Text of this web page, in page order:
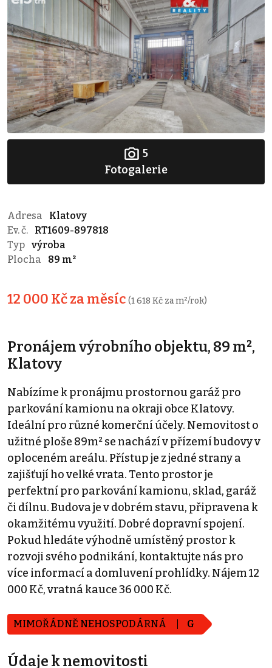
5
Fotogalerie
Adresa
Klatovy
Ev. č.
RT1609-897818
Typ výroba
Plocha
89 m²
12 000 Kč za měsíc (1 618 Kč za m²/rok)
Pronájem výrobního objektu, 89 m²,
Klatovy
Nabízíme k pronájmu prostornou garáž pro
parkování kamionu na okraji obce Klatovy.
Ideální pro různé komerční účely. Nemovitost o
užitné ploše 89m² se nachází v přízemí budovy v
oploceném areálu. Přístup je z jedné strany a
zajišťují ho velké vrata. Tento prostor je
perfektní pro parkování kamionu, sklad, garáž
či dílnu. Budova je v dobrém stavu, připravena k
okamžitému využití. Dobré dopravní spojení.
Pokud hledáte výhodně umístěný prostor k
rozvoji svého podnikání, kontaktujte nás pro
více informací a domluvení prohlídky. Nájem 12
000 Kč, vratná kauce 36 000 Kč.
MIMOŘÁDNĚ NEHOSPODÁRNÁ G
Údaje k nemovitosti